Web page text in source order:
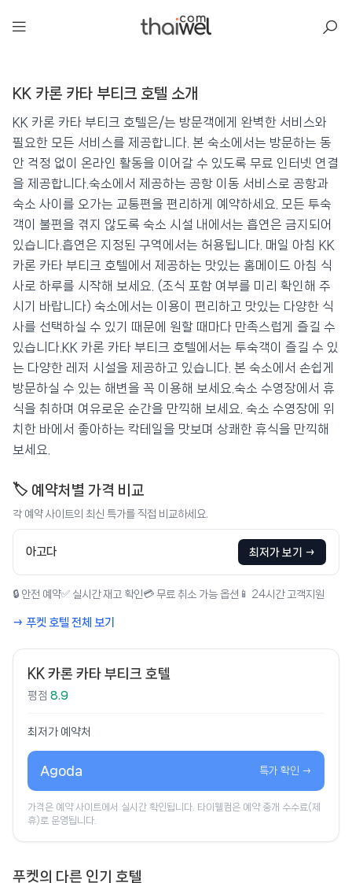
KK 카론 카타 부티크 호텔
📍 푸켓★★★★ ⭐ 8.9
💰 최저가 확인 · 예약하기
KK 카론 카타 부티크 호텔 소개
KK 카론 카타 부티크 호텔은/는 방문객에게 완벽한 서비스와
필요한 모든 서비스를 제공합니다. 본 숙소에서는 방문하는 동
안 걱정 없이 온라인 활동을 이어갈 수 있도록 무료 인터넷 연결
을 제공합니다.숙소에서 제공하는 공항 이동 서비스로 공항과
숙소 사이를 오가는 교통편을 편리하게 예약하세요. 모든 투숙
객이 불편을 겪지 않도록 숙소 시설 내에서는 흡연은 금지되어
있습니다.흡연은 지정된 구역에서는 허용됩니다. 매일 아침 KK
카론 카타 부티크 호텔에서 제공하는 맛있는 홈메이드 아침 식
사로 하루를 시작해 보세요. (조식 포함 여부를 미리 확인해 주
시기 바랍니다) 숙소에서는 이용이 편리하고 맛있는 다양한 식
사를 선택하실 수 있기 때문에 원할 때마다 만족스럽게 즐길 수
있습니다.KK 카론 카타 부티크 호텔에서는 투숙객이 즐길 수 있
는 다양한 레저 시설을 제공하고 있습니다. 본 숙소에서 손쉽게
방문하실 수 있는 해변을 꼭 이용해 보세요.숙소 수영장에서 휴
식을 취하며 여유로운 순간을 만끽해 보세요. 숙소 수영장에 위
치한 바에서 좋아하는 칵테일을 맛보며 상쾌한 휴식을 만끽해
보세요.
🏷️ 예약처별 가격 비교
각 예약 사이트의 최신 특가를 직접 비교하세요.
아고다 최저가 보기 →
🔒 안전 예약✅ 실시간 재고 확인 💳 무료 취소 가능 옵션 📱 24시간 고객지원
→ 푸켓 호텔 전체 보기
KK 카론 카타 부티크 호텔
평점 8.9
최저가 예약처
Agoda 특가 확인 →
가격은 예약 사이트에서 실시간 확인됩니다. 타이웰컴은 예약 중개 수수료(제
휴)로 운영됩니다.
푸켓의 다른 인기 호텔